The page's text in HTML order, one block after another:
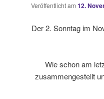
Veröffentlicht am 12.
Der 2. Sonntag im
Wie schon am
zusammengestellt